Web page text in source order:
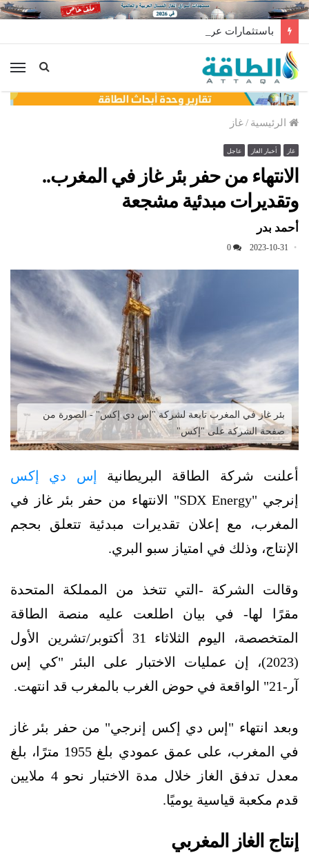
باستثمارات عربية.. حقل غاز ضخم ينتظر قرارًا مصيريًا
الرئيسية /غاز
غاز أخبار الغاز عاجل
الانتهاء من حفر بئر غاز في المغرب..
وتقديرات مبدئية مشجعة
أحمد بدر
2023-10-31
0
بئر غاز في المغرب تابعة لشركة "إس دي إكس" - الصورة من
صفحة الشركة على "إكس"
أعلنت شركة الطاقة البريطانية
إس دي إكس
إنرجي "SDX Energy" الانتهاء من حفر بئر غاز في
المغرب، مع إعلان تقديرات مبدئية تتعلق بحجم
الإنتاج، وذلك في امتياز سبو البري.
وقالت الشركة -التي تتخذ من المملكة المتحدة
مقرًا لها- في بيان اطلعت عليه منصة الطاقة
المتخصصة، اليوم الثلاثاء 31 أكتوبر/تشرين الأول
(2023)، إن عمليات الاختبار على البئر "كي إس
آر-21" الواقعة في حوض الغرب بالمغرب قد انتهت.
وبعد انتهاء "إس دي إكس إنرجي" من حفر بئر غاز
في المغرب، على عمق عمودي بلغ 1955 مترًا، بلغ
معدل تدفق الغاز خلال مدة الاختبار نحو 4 ملايين
قدم مكعبة قياسية يوميًا.
إنتاج الغاز المغربي